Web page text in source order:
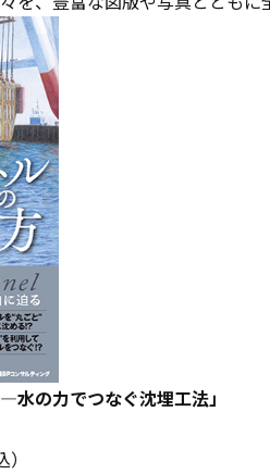
水の力でつなぐ沈埋工法」